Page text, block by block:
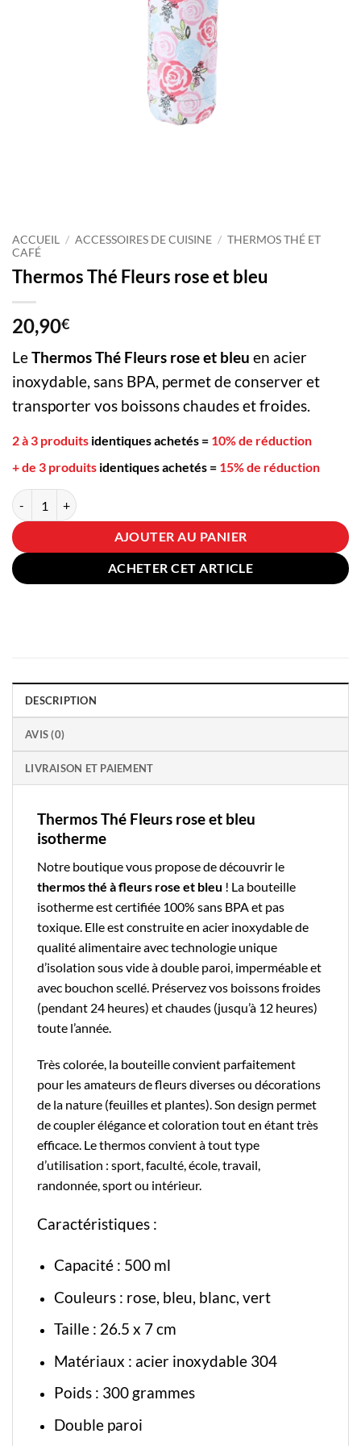
ACCUEIL / ACCESSOIRES DE CUISINE / THERMOS THÉ ET
CAFÉ
Thermos Thé Fleurs rose et bleu
20,90€
LeThermos Thé Fleurs rose et bleu en acier
inoxydable, sans BPA, permet de conserver et
transporter vos boissons chaudes et froides.
2 à 3 produits identiques achetés = 10% de réduction
+ de 3 produits identiques achetés = 15% de réduction
quantité de Thermos Thé Fleurs rose et bleu
AJOUTER AU PANIER
ACHETER CET ARTICLE
DESCRIPTION
AVIS (0)
LIVRAISON ET PAIEMENT
Thermos Thé Fleurs rose et bleu
isotherme
Notre boutiquevous propose de découvrir le
thermos thé à fleurs rose et bleu ! La bouteille
isothermeest certifiée 100% sans BPA et pas
toxique. Elle est construite en acier inoxydable de
qualité alimentaire avec technologie unique
d’isolation sous vide à double paroi, imperméable et
avec bouchon scellé. Préservez vos boissons froides
(pendant 24 heures) et chaudes (jusqu’à 12 heures)
toute l’année.
Très colorée, la bouteille convient parfaitement
pour les amateurs de fleurs diverses ou décorations
de la nature (feuilles et plantes). Son design permet
de coupler élégance et coloration tout en étant très
efficace. Le thermos convient à tout type
d’utilisation : sport, faculté, école, travail,
randonnée, sport ou intérieur.
Caractéristiques :
Capacité : 500 ml
Couleurs : rose, bleu, blanc, vert
Taille : 26.5 x 7 cm
Matériaux : acier inoxydable 304
Poids : 300 grammes
Double paroi